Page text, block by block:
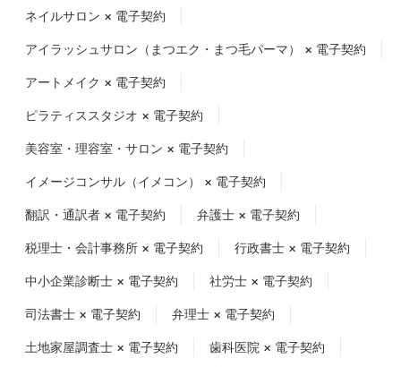
ネイルサロン × 電子契約
アイラッシュサロン（まつエク・まつ毛パーマ） × 電子契約
アートメイク × 電子契約
ピラティススタジオ × 電子契約
美容室・理容室・サロン × 電子契約
イメージコンサル（イメコン） × 電子契約
翻訳・通訳者 × 電子契約 弁護士 × 電子契約
税理士・会計事務所 × 電子契約 行政書士 × 電子契約
中小企業診断士 × 電子契約 社労士 × 電子契約
司法書士 × 電子契約 弁理士 × 電子契約
土地家屋調査士 × 電子契約 歯科医院 × 電子契約